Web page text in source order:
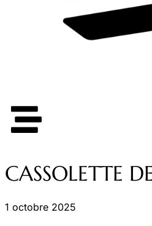
CASSOLETTE
1 octobre 2025